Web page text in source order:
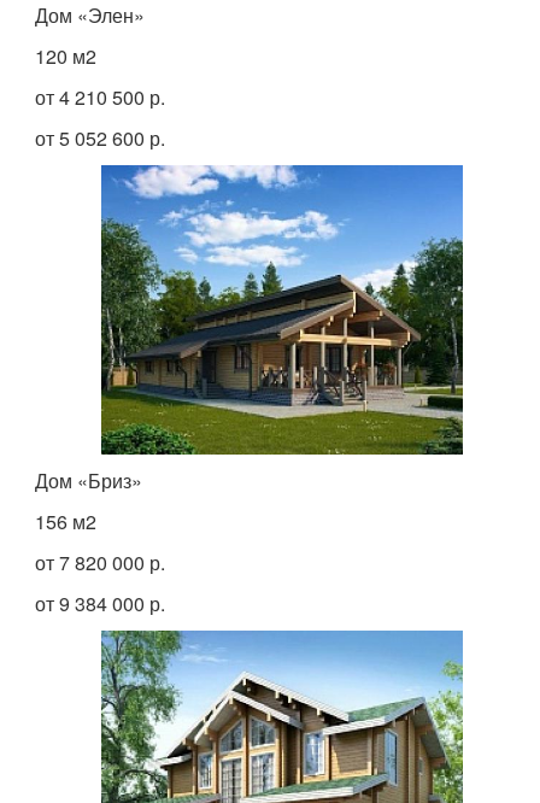
Дом «Элен»
120 м2
от 4 210 500 р.
от 5 052 600 р.
Дом «Бриз»
156 м2
от 7 820 000 р.
от 9 384 000 р.